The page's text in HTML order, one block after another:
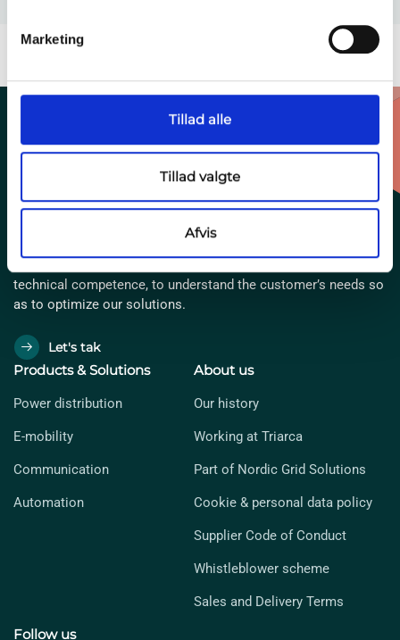
Marketing
Tillad alle
Tillad valgte
Afvis
technical competence, to understand the customer’s needs so
as to optimize our solutions.
Let's tak
Products & Solutions
Power distribution
E-mobility
Communication
Automation
About us
Our history
Working at Triarca
Part of Nordic Grid Solutions
Cookie & personal data policy
Supplier Code of Conduct
Whistleblower scheme
Sales and Delivery Terms
Follow us